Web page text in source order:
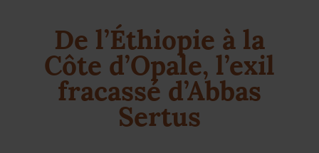
De l’Éthiopie à la
Côte d’Opale, l’exil
fracassé d’Abbas
Sertus